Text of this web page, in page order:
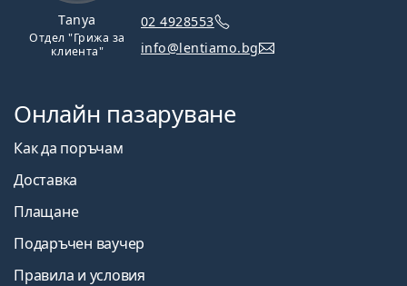
Tanya
Отдел "Грижа за
клиента"
02 4928553
info@lentiamo.bg
Онлайн пазаруване
Как да поръчам
Доставка
Плащане
Подаръчен ваучер
Правила и условия